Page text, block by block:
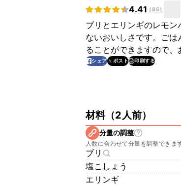
4.41 (86)
ブリとエリンギのレモ
ないおいしさです。ご
ることができますので、
シェア ポスト 印刷する
材料（2人前）
分量の調整
人数に合わせて分量を調整できま
ブリ
塩こしょう
エリンギ